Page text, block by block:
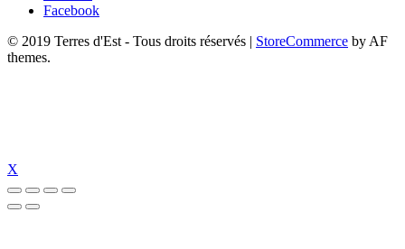
Facebook
© 2019 Terres d'Est - Tous droits réservés | StoreCommerce by AF
themes.
X